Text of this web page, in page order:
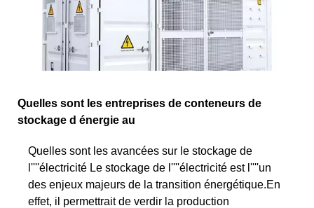
Quelles sont les entreprises de conteneurs de
stockage d énergie au
Quelles sont les avancées sur le stockage de
l''''électricité Le stockage de l''''électricité est l''''un
des enjeux majeurs de la transition énergétique.En
effet, il permettrait de verdir la production